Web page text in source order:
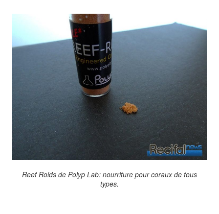
Reef Roids de Polyp Lab: nourriture pour coraux de tous
types.